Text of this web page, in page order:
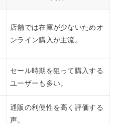
店舗では在庫が少ないためオ
ンライン購入が主流。
セール時期を狙って購入する
ユーザーも多い。
通販の利便性を高く評価する
声。